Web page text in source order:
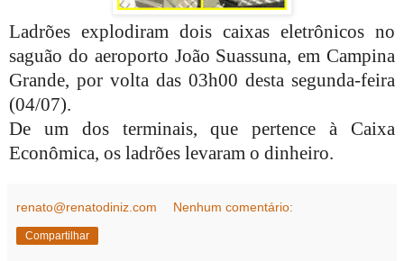
Ladrões explodiram dois caixas eletrônicos no
saguão do aeroporto João Suassuna, em Campina
Grande, por volta das 03h00 desta segunda-feira
(04/07).
De um dos terminais, que pertence à Caixa
Econômica, os ladrões levaram o dinheiro.
renato@renatodiniz.com Nenhum comentário:
Compartilhar